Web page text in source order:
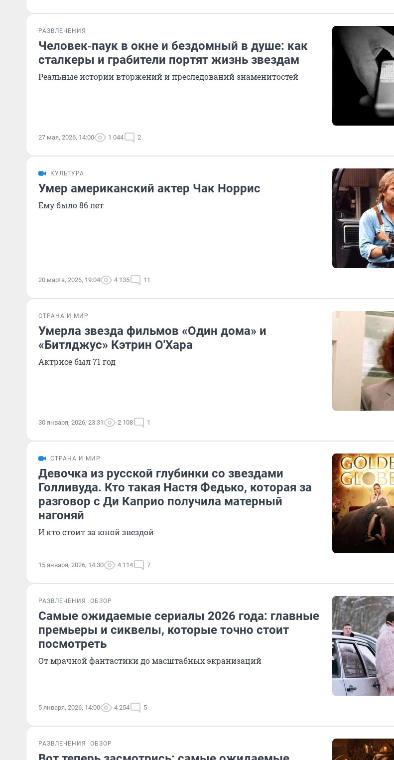
РАЗВЛЕЧЕНИЯ
Человек‑паук в окне и бездомный в душе: как
сталкеры и грабители портят жизнь звездам
Реальные истории вторжений и преследований знаменитостей
27 мая, 2026, 14:00 1 044 2
КУЛЬТУРА
Умер американский актер Чак Норрис
Ему было 86 лет
20 марта, 2026, 19:04 4 135 11
СТРАНА И МИР
Умерла звезда фильмов «Один дома» и
«Битлджус» Кэтрин О'Хара
Актрисе был 71 год
30 января, 2026, 23:31 2 108 1
СТРАНА И МИР
Девочка из русской глубинки со звездами
Голливуда. Кто такая Настя Федько, которая за
разговор с Ди Каприо получила матерный
нагоняй
И кто стоит за юной звездой
15 января, 2026, 14:30 4 114 7
РАЗВЛЕЧЕНИЯ ОБЗОР
Самые ожидаемые сериалы 2026 года: главные
премьеры и сиквелы, которые точно стоит
посмотреть
От мрачной фантастики до масштабных экранизаций
5 января, 2026, 14:00 4 254 5
РАЗВЛЕЧЕНИЯ ОБЗОР